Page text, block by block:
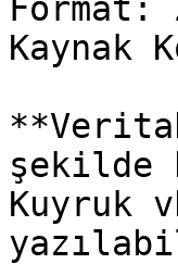
Format:
Kaynak
şekilde
Kuyruk